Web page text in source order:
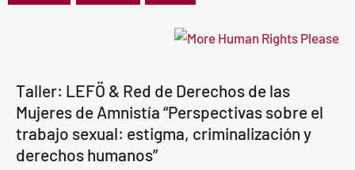
Taller: LEFÖ & Red de Derechos de las
Mujeres de Amnistía “Perspectivas sobre el
trabajo sexual: estigma, criminalización y
derechos humanos”